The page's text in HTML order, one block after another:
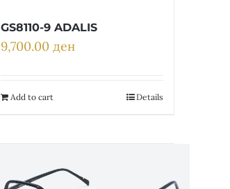
GS8110-9 ADALIS
9,700.00 ден
Add to cart Details